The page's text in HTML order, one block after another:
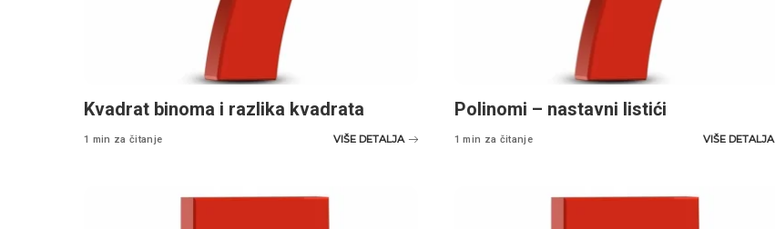
Kvadrat binoma i razlika kvadrata
1 min za čitanje VIŠE DETALJA
Polinomi – nastavni listići
1 min za čitanje VIŠE DETALJA